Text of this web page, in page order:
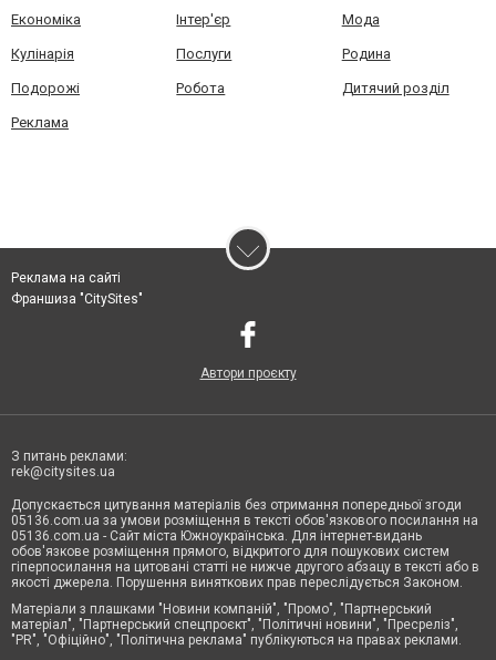
Економіка Інтер'єр Мода
Кулінарія Послуги Родина
Подорожі Робота Дитячий розділ
Реклама
Реклама на сайті
Франшиза "CitySites"
Автори проєкту
З питань реклами:
rek@citysites.ua
Допускається цитування матеріалів без отримання попередньої згоди
05136.com.ua за умови розміщення в тексті обов'язкового посилання на
05136.com.ua - Сайт міста Южноукраїнська. Для інтернет-видань
обов'язкове розміщення прямого, відкритого для пошукових систем
гіперпосилання на цитовані статті не нижче другого абзацу в тексті або в
якості джерела. Порушення виняткових прав переслідується Законом.
Матеріали з плашками "Новини компаній", "Промо", "Партнерський
матеріал", "Партнерський спецпроєкт", "Політичні новини", "Пресреліз",
"PR", "Офіційно", "Політична реклама" публікуються на правах реклами.